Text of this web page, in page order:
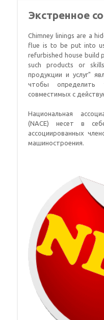
Экстренное
Chimney linings are a
flue is to be put into
refurbished house build
such products or skills
продукции и услуг"
чтобы определить
совместимых с
Национальная
(NACE) несет в
ассоциированных
машиностроения.